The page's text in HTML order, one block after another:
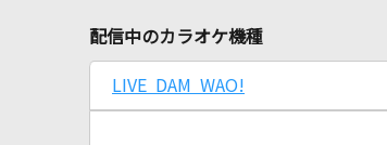
配信中のカラオケ機種
LIVE DAM WAO!